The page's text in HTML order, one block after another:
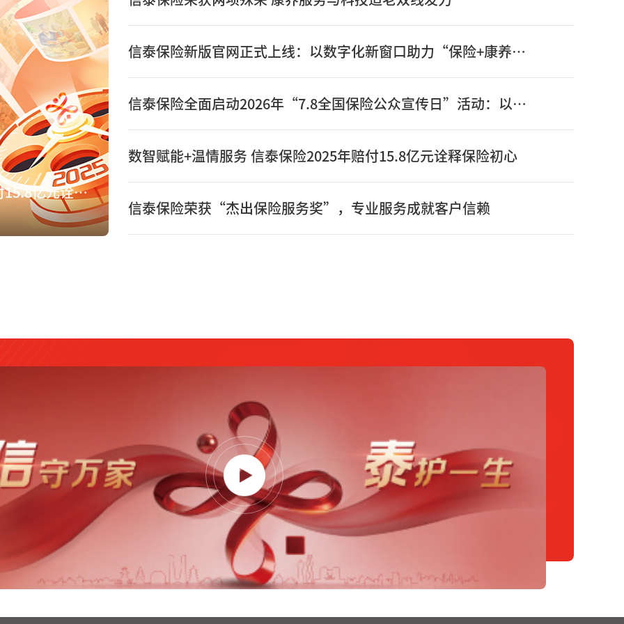
数智赋能+温情服务 信泰保险2025年赔付15.8亿元诠释保险初心
信泰保险新版官网正式上线：以数字化新窗口助力“保险+康养”高质量发展
信泰保险全面启动2026年“7.8全国保险公众宣传日”活动：以奋进姿态书写“十五五”开局之年保险答卷
数智赋能+温情服务 信泰保险2025年赔付15.8亿元诠释保险初心
信泰保险荣获“杰出保险服务奖”，专业服务成就客户信赖